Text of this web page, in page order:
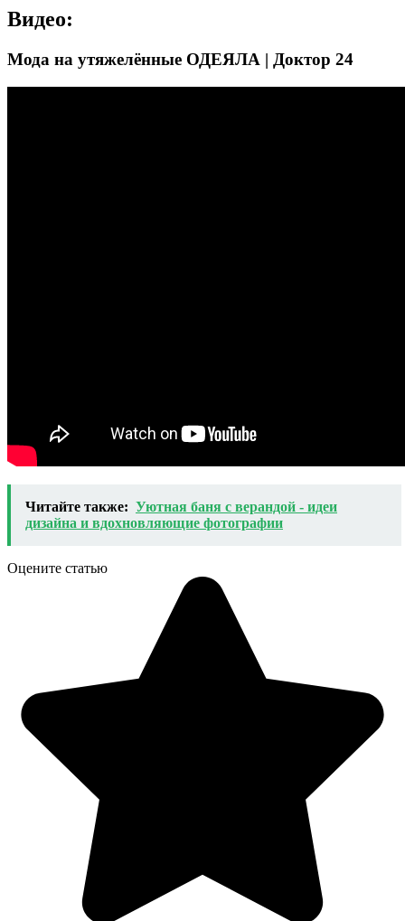
Видео:
Мода на утяжелённые ОДЕЯЛА | Доктор 24
Читайте также: Уютная баня с верандой - идеи
дизайна и вдохновляющие фотографии
Оцените статью